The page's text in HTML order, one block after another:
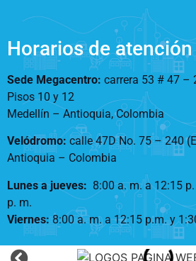
Horarios de atención
Sede Megacentro: carrera 53 # 47 –
Pisos 10 y 12
Medellín – Antioquia, Colombia
Velódromo: calle 47D No. 75 – 240
Antioquia – Colombia
Lunes a jueves: 8:00 a. m. a 12:15
p. m.
Viernes:8:00 a. m. a 12:15 p.m. y